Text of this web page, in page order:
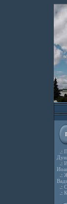
.:
.:
.:
.:
.: